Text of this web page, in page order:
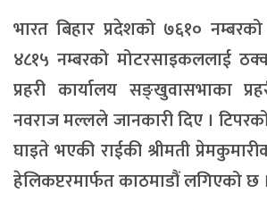
भारत बिहार प्रदेशको ७६१०
४८१५ नम्बरको मोटरसाइकललाई
प्रहरी कार्यालय सङ्खुवासभाका
नवराज मल्लले जानकारी दिए ।
घाइते भएकी राईकी श्रीमती
हेलिकप्टरमार्फत काठमाडौं लगिएको छ ।